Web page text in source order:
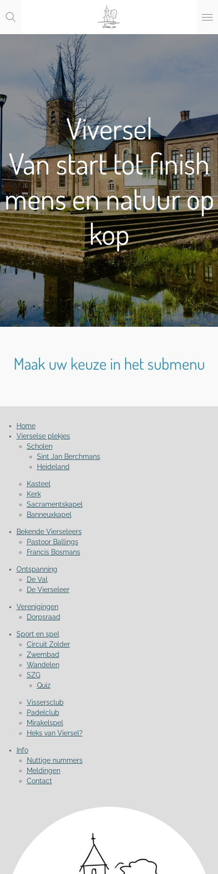
direct
Viversel
Van start tot finish
mens en natuur op
kop
Maak uw keuze in het submenu
Home
Vierselse plekjes
Scholen
Sint Jan Berchmans
Heideland
Kasteel
Kerk
Sacramentskapel
Banneuxkapel
Bekende Vierseleers
Pastoor Ballings
Francis Bosmans
Ontspanning
De Val
De Vierseleer
Verenigingen
Dorpsraad
Sport en spel
Circuit Zolder
Zwembad
Wandelen
SZG
Quiz
Vissersclub
Padelclub
Mirakelspel
Heks van Viersel?
Info
Nuttige nummers
Meldingen
Contact